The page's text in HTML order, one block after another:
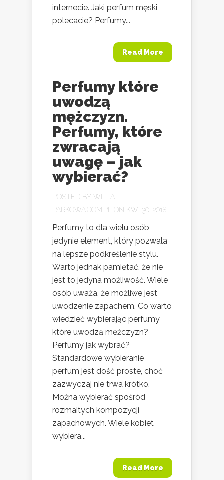
internecie. Jaki perfum męski
polecacie? Perfumy...
Read More
Perfumy które
uwodzą
mężczyzn.
Perfumy, które
zwracają
uwagę – jak
wybierać?
POSTED BY WILLA-
PARKOWA.COM.PL
ON KWI 30, 2018
Perfumy to dla wielu osób
jedynie element, który pozwala
na lepsze podkreślenie stylu.
Warto jednak pamiętać, że nie
jest to jedyna możliwość. Wiele
osób uważa, że możliwe jest
uwodzenie zapachem. Co warto
wiedzieć wybierając perfumy
które uwodzą mężczyzn?
Perfumy jak wybrać?
Standardowe wybieranie
perfum jest dość proste, choć
zazwyczaj nie trwa krótko.
Można wybierać spośród
rozmaitych kompozycji
zapachowych. Wiele kobiet
wybiera...
Read More